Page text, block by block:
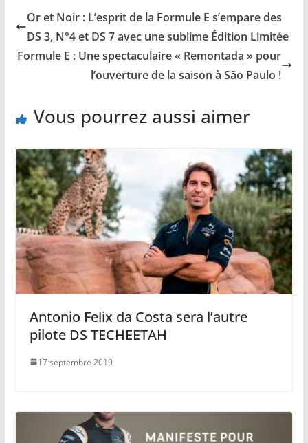
Or et Noir : L’esprit de la Formule E s’empare des
DS 3, N°4 et DS 7 avec une sublime Édition Limitée
Formule E : Une spectaculaire « Remontada » pour
l’ouverture de la saison à São Paulo !
Vous pourrez aussi aimer
Antonio Felix da Costa sera l’autre
pilote DS TECHEETAH
17 septembre 2019